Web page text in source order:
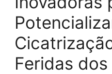
Feridas dos